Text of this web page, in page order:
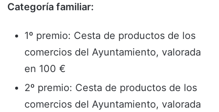
Categoría familiar:
1º premio: Cesta de productos de los
comercios del Ayuntamiento, valorada
en 100 €
2º premio: Cesta de productos de los
comercios del Ayuntamiento, valorada